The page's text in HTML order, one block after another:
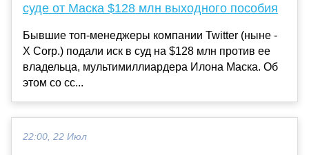
суде от Маска $128 млн выходного пособия
Бывшие топ-менеджеры компании Twitter (ныне -
X Corp.) подали иск в суд на $128 млн против ее
владельца, мультимиллиардера Илона Маска. Об
этом со сс...
22:00, 22 Июл